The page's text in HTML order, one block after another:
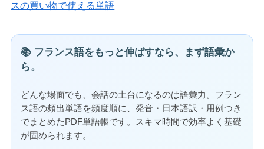
スの買い物で使える単語
📚 フランス語をもっと伸ばすなら、まず語彙か
ら。
どんな場面でも、会話の土台になるのは語彙力。フラン
ス語の頻出単語を頻度順に、発音・日本語訳・用例つき
でまとめたPDF単語帳です。スキマ時間で効率よく基礎
が固められます。